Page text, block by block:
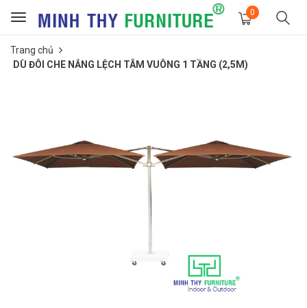
Toggle
0
Trang chủ
DÙ ĐÔI CHE NẮNG LỆCH TÂM VUÔNG 1 TẦNG (2,5M)